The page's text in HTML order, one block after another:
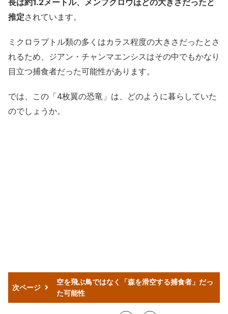
長は約1.2メートル、メンフクロウほどの大きさだったと
推定されています。
ミクロラプトル類の多くはカラス程度の大きさだったとさ
れるため、ジアン・チャンマエンシスはその中でもかなり
目立つ捕食者だった可能性があります。
では、この「4枚翼の恐竜」は、どのように暮らしていた
のでしょうか。
次ページ
空を飛ぶ鳥ではなく「森を滑空する捕食者」だっ
た可能性